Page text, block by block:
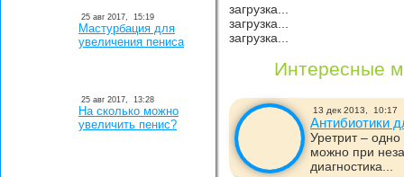
загрузка...
загрузка...
загрузка...
Интересные
13 дек 2013, 10:17
Антибиотики
Уретрит – одно
можно при
диагностика...
25 авг 2017, 15:19
Мастурбация для
увеличения пениса
25 авг 2017, 13:28
На сколько можно
увеличить пенис?